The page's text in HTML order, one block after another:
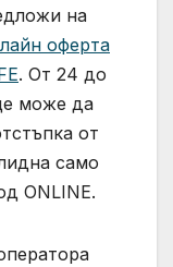
на
оферта
. От 24 до
може да
от
само
ONLINE.